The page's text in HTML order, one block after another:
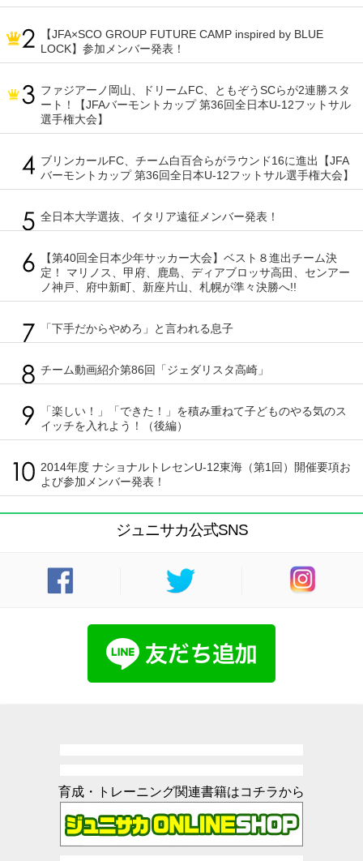
【JFA×SCO GROUP FUTURE CAMP inspired by BLUE
LOCK】参加メンバー発表！
ファジアーノ岡山、ドリームFC、ともぞうSCらが2連勝スタ
ート！【JFAバーモントカップ 第36回全日本U-12フットサル
選手権大会】
ブリンカールFC、チーム白百合らがラウンド16に進出【JFA
バーモントカップ 第36回全日本U-12フットサル選手権大会】
全日本大学選抜、イタリア遠征メンバー発表！
【第40回全日本少年サッカー大会】ベスト８進出チーム決
定！ マリノス、甲府、鹿島、ディアブロッサ高田、センアー
ノ神戸、府中新町、新座片山、札幌が準々決勝へ!!
「下手だからやめろ」と言われる息子
チーム動画紹介第86回「ジェダリスタ高崎」
「楽しい！」「できた！」を積み重ねて子どものやる気のス
イッチを入れよう！（後編）
2014年度 ナショナルトレセンU-12東海（第1回）開催要項お
よび参加メンバー発表！
ジュニサカ公式SNS
育成・トレーニング関連書籍はコチラから